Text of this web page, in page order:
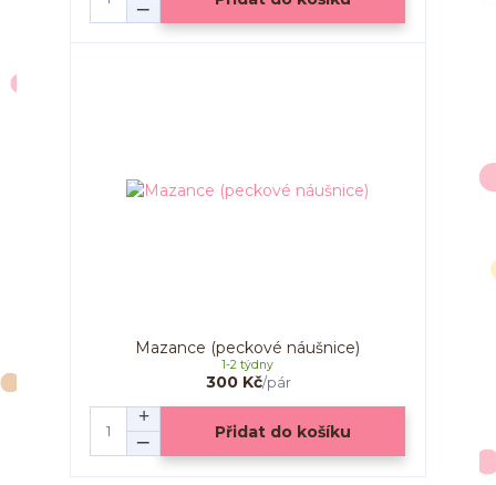
Mazance (peckové náušnice)
300 Kč/pár
1-2 týdny
Přidat do košíku